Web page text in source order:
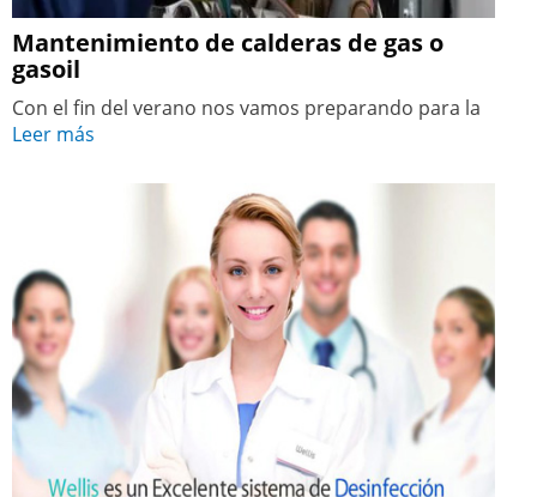
Mantenimiento de calderas de gas o
gasoil
Con el fin del verano nos vamos preparando para la
Leer más